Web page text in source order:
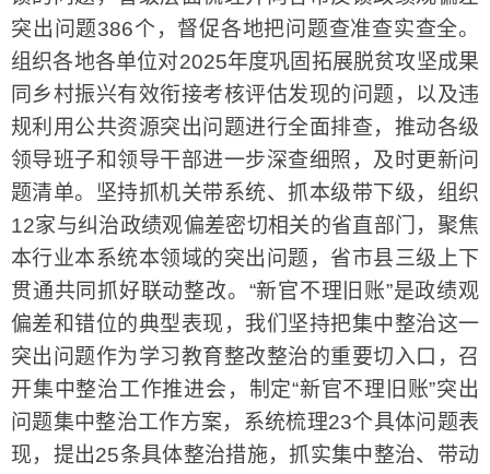
突出问题386个，督促各地把问题查准查实查全。
组织各地各单位对2025年度巩固拓展脱贫攻坚成果
同乡村振兴有效衔接考核评估发现的问题，以及违
规利用公共资源突出问题进行全面排查，推动各级
领导班子和领导干部进一步深查细照，及时更新问
题清单。坚持抓机关带系统、抓本级带下级，组织
12家与纠治政绩观偏差密切相关的省直部门，聚焦
本行业本系统本领域的突出问题，省市县三级上下
贯通共同抓好联动整改。“新官不理旧账”是政绩观
偏差和错位的典型表现，我们坚持把集中整治这一
突出问题作为学习教育整改整治的重要切入口，召
开集中整治工作推进会，制定“新官不理旧账”突出
问题集中整治工作方案，系统梳理23个具体问题表
现，提出25条具体整治措施，抓实集中整治、带动